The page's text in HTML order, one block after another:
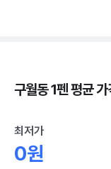
구월동 1펜 평균
최저가
0원